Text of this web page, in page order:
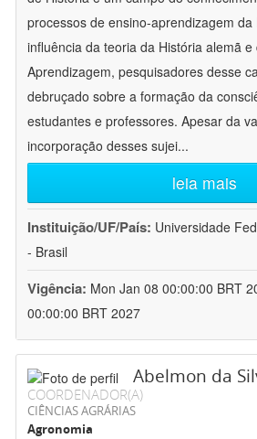
processos de ensino-aprendizagem da
influência da teoria da História alemã
Aprendizagem, pesquisadores desse
debruçado sobre a formação da
estudantes e professores. Apesar da
incorporação desses sujei...
leia mais
Instituição/UF/País: Universidade
- Brasil
Vigência: Mon Jan 08 00:00:00 BRT
00:00:00 BRT 2027
Abelmon da
COORDENADOR(A)
CIÊNCIAS AGRÁRIAS
Agronomia